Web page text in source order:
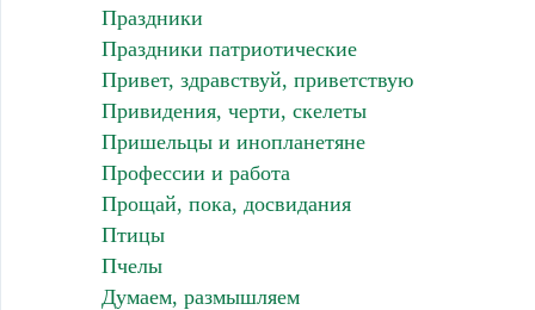
Праздники
Праздники патриотические
Привет, здравствуй, приветствую
Привидения, черти, скелеты
Пришельцы и инопланетяне
Профессии и работа
Прощай, пока, досвидания
Птицы
Пчелы
Думаем, размышляем